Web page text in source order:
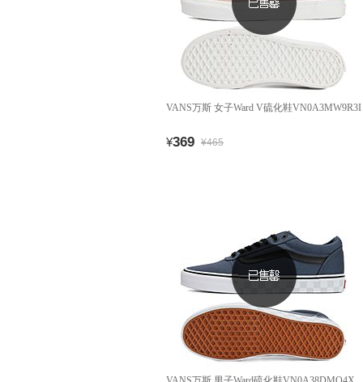
VANS万斯 女子Ward V硫化鞋VN0A3MW9R3I
¥369 ¥465